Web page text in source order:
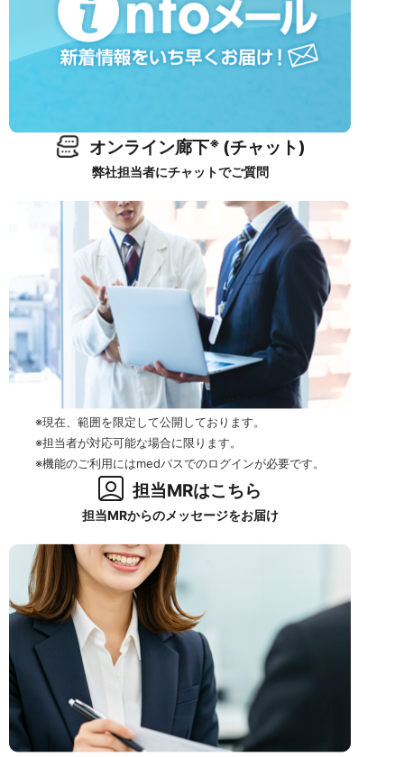
オンライン廊下※ (チャット)
弊社担当者にチャットでご質問
※現在、範囲を限定して公開しております。
※担当者が対応可能な場合に限ります。
※機能のご利用にはmedパスでのログインが必要です。
担当MRはこちら
担当MRからのメッセージをお届け